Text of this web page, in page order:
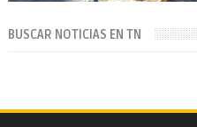
BUSCAR NOTICIAS EN TN